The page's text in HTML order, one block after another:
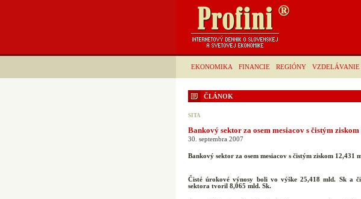
EKONOMIKA FINANCIE REGIÓNY VZDELÁVANIE
ČLÁNOK
SITA
Bankový sektor za osem mesiacov s čistým
30. septembra 2007
Bankový sektor za osem mesiacov s čistým ziskom 12,431
Čisté úrokové výnosy boli vo výške 25,418 mld. Sk a
sektora tvoril 8,065 mld. Sk.